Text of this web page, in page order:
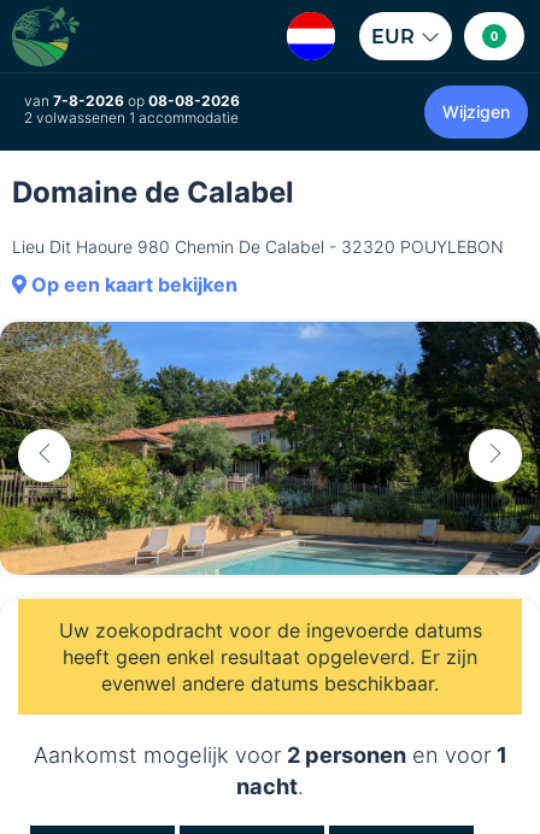
EUR 0
van 7-8-2026 op 08-08-2026
2 volwassenen 1 accommodatie
Wijzigen
Domaine de Calabel
Lieu Dit Haoure 980 Chemin De Calabel - 32320 POUYLEBON
Op een kaart bekijken
Uw zoekopdracht voor de ingevoerde datums
heeft geen enkel resultaat opgeleverd. Er zijn
evenwel andere datums beschikbaar.
Aankomst mogelijk voor 2 personenen voor 1
nacht.